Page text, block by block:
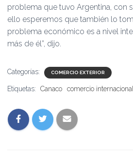
problema que tuvo Argentina, con
ello esperemos que también lo
problema económico es a nivel
más de él”, dijo.
Categorías: COMERCIO EXTERIOR
Etiquetas: Canaco comercio internacional